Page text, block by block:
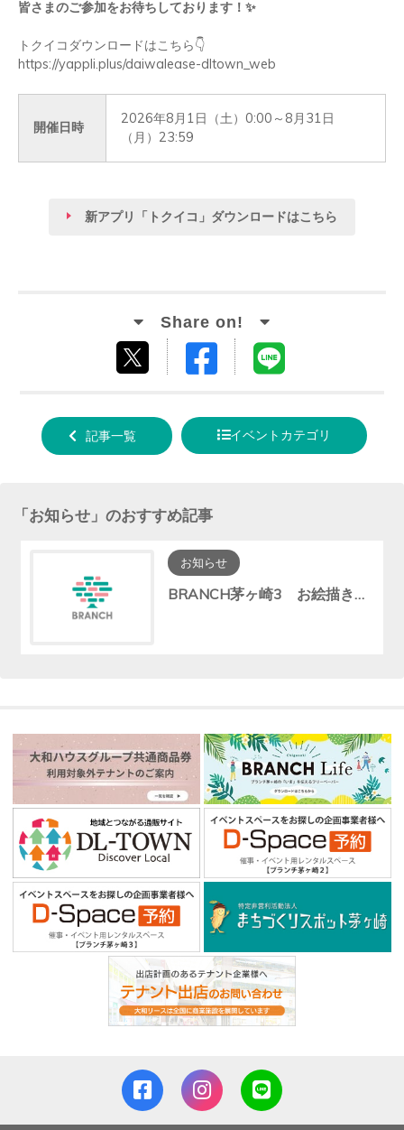
皆さまのご参加をお待ちしております！ ✨
トクイコダウンロードはこちら👇
https://yappli.plus/daiwalease-dltown_web
開催日時
2026年8月1日（土）0:00～8月31日
（月）23:59
新アプリ「トクイコ」ダウンロードはこちら
する
Facebook
る
記事一覧 イベントカテゴリ
「お知らせ 」のおすすめ記事
お知らせ
BRANCH茅ヶ崎3 お絵描き広場休止のお知らせ